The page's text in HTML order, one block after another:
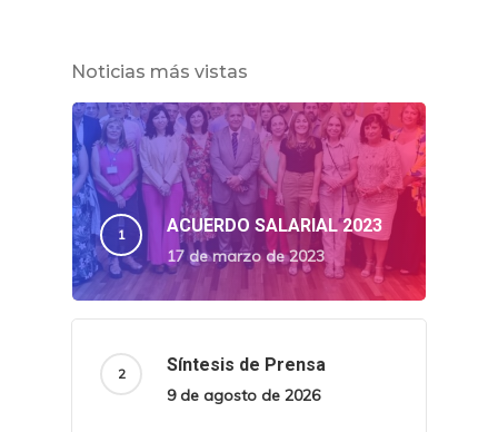
Noticias más vistas
ACUERDO SALARIAL 2023
17 de marzo de 2023
Síntesis de Prensa
9 de agosto de 2026